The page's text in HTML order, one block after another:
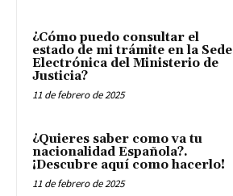
¿Cómo puedo consultar el
estado de mi trámite en la Sede
Electrónica del Ministerio de
Justicia?
11 de febrero de 2025
¿Quieres saber como va tu
nacionalidad Española?.
¡Descubre aquí como hacerlo!
11 de febrero de 2025